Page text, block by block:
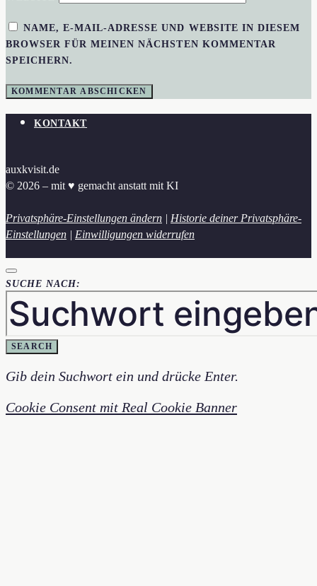
NAME, E-MAIL-ADRESSE UND WEBSITE IN DIESEM
BROWSER FÜR MEINEN NÄCHSTEN KOMMENTAR
SPEICHERN.
KONTAKT
auxkvisit.de
© 2026 – mit ♥︎ gemacht anstatt mit KI
Privatsphäre-Einstellungen ändern | Historie deiner Privatsphäre-
Einstellungen | Einwilligungen widerrufen
SUCHE NACH:
SEARCH
Gib dein Suchwort ein und drücke Enter.
Cookie Consent mit Real Cookie Banner